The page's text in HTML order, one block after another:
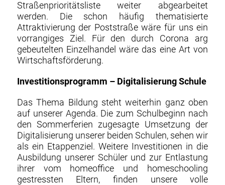
Straßenprioritätsliste weiter abgearbeitet
werden. Die schon häufig thematisierte
Attraktivierung der Poststraße wäre für uns ein
vorrangiges Ziel. Für den durch Corona arg
gebeutelten Einzelhandel wäre das eine Art von
Wirtschaftsförderung.
Investitionsprogramm – Digitalisierung Schule
Das Thema Bildung steht weiterhin ganz oben
auf unserer Agenda. Die zum Schulbeginn nach
den Sommerferien zugesagte Umsetzung der
Digitalisierung unserer beiden Schulen, sehen wir
als ein Etappenziel. Weitere Investitionen in die
Ausbildung unserer Schüler und zur Entlastung
ihrer vom homeoffice und homeschooling
gestressten Eltern, finden unsere volle